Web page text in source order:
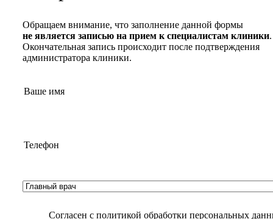
Обращаем внимание, что заполнение данной формы
не является записью на прием к специалистам клиники.
Окончательная запись происходит после подтверждения
администратора клиники.
Согласен с политикой обработки персональных